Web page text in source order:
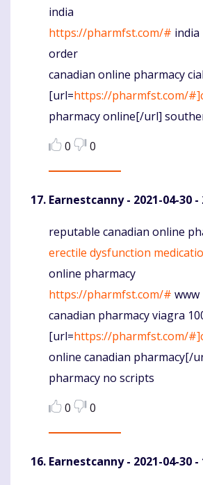
india
https://pharmfst.com/# india
order
canadian online pharmacy
[url=https://pharmfst.com/
pharmacy online[/url]
0
0
Earnestcanny- 2021-04-30 -
Komentaras
reputable canadian online
erectile dysfunction
online pharmacy
https://pharmfst.com/# www
canadian pharmacy viagra
[url=https://pharmfst.com/
online canadian pharmacy[/
pharmacy no scripts
0
0
Earnestcanny- 2021-04-30 -